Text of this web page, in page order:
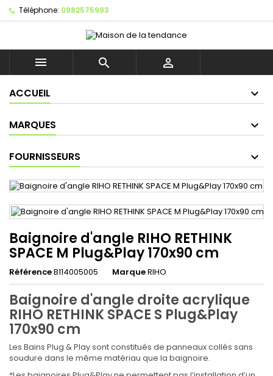
Téléphone: 0982575993
  
ACCUEIL
MARQUES
FOURNISSEURS
Baignoire d'angle RIHO RETHINK
SPACE M Plug&Play 170x90 cm
RéférenceB114005005 MarqueRIHO
Baignoire d'angle droite acrylique
RIHO RETHINK SPACE S Plug&Play
170x90 cm
Les Bains Plug & Playsont constitués de panneaux collés sans
soudure dans le même matériau que la baignoire.